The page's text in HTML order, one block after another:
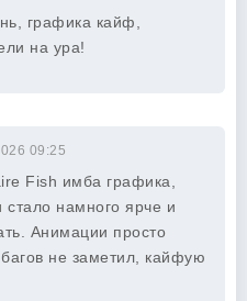
графика кайф,
на ура!
09:25
Fish имба графика,
стало намного ярче и
Анимации просто
багов не заметил, кайфую